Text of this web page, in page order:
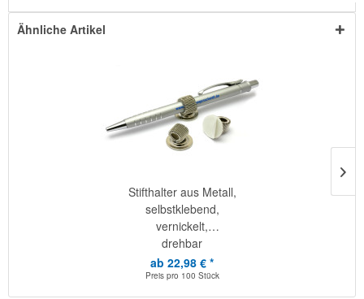
Ähnliche Artikel
Stifthalter aus Metall,
selbstklebend,
vernickelt,
drehbar
ab 22,98 € *
Preis pro 100 Stück